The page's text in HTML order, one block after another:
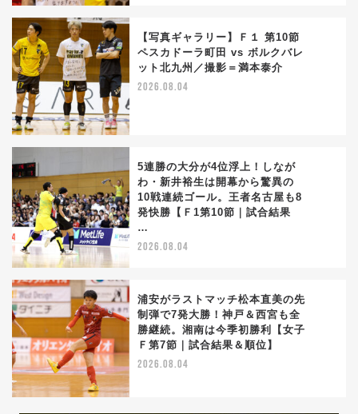
【写真ギャラリー】Ｆ１ 第10節
ペスカドーラ町田 vs ボルクバレ
ット北九州／撮影＝満本泰介
2026.08.04
5連勝の大分が4位浮上！しなが
わ・新井裕生は開幕から驚異の
10戦連続ゴール。王者名古屋も8
発快勝【Ｆ1第10節｜試合結果
…
2026.08.04
浦安がラストマッチ松本直美の先
制弾で7発大勝！神戸＆西宮も全
勝継続。湘南は今季初勝利【女子
Ｆ第7節｜試合結果＆順位】
2026.08.04